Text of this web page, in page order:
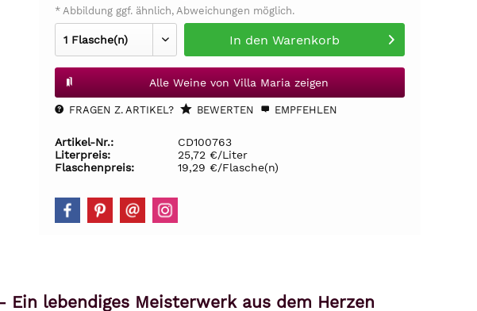
* Abbildung ggf. ähnlich, Abweichungen möglich.
In den Warenkorb
Alle Weine von Villa Maria zeigen
FRAGEN Z. ARTIKEL? BEWERTEN EMPFEHLEN
Artikel-Nr.:
CD100763
Literpreis:
25,72 €/Liter
Flaschenpreis:
19,29 €/Flasche(n)
Ein lebendiges Meisterwerk aus dem Herzen